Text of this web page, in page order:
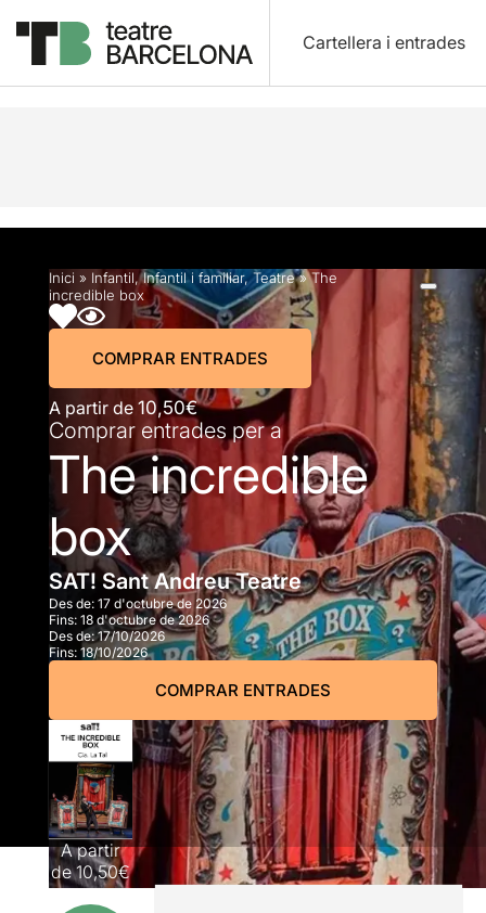
Cartellera i entrades
Descripció Horaris Fitxa artística Fotos i
Inici » Infantil,Infantil i familiar,Teatre»The
incredible box
A partir de 10,50€
COMPRAR ENTRADES
Comprar entrades per a
The incredible
box
SAT! Sant Andreu Teatre
Des de: 17 d'octubre de 2026
Fins: 18 d'octubre de 2026
Des de:17/10/2026
Fins: 18/10/2026
COMPRAR ENTRADES
A partir
de10,50€